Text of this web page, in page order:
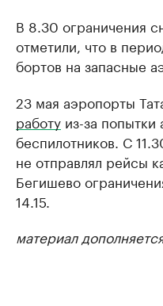
В 8.30 ограничения
отметили, что в
бортов на запасные
23 мая аэропорты
работу из-за попытки
беспилотников. С
не отправлял рейсы
Бегишево
14.15.
материал